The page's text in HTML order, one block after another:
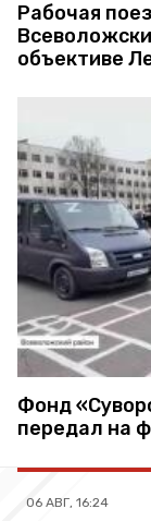
Рабочая
объективе
Фонд
передал на
06 АВГ, 16:24